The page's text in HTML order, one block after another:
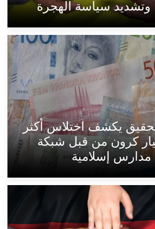
وتشديد سياسة الهجرة
يكشف اختلاس أكثر
كرون من قبل شبكة
مدارس إسلامية